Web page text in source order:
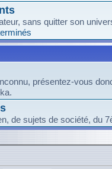
sans quitter son
présentez-vous
de sujets de société, du